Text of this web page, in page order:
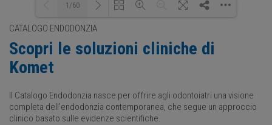
Loading PDF 12% ...
1/60
CATALOGO ENDODONZIA
Scopri le soluzioni cliniche di
Komet
Il Catalogo Endodonzia nasce per offrire agli odontoiatri una visione
completa dell’endodonzia contemporanea, che segue un approccio
clinico basato sulle evidenze scientifiche.